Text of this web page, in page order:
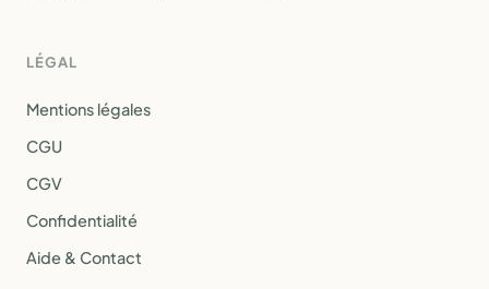
LÉGAL
Mentions légales
CGU
CGV
Confidentialité
Aide & Contact